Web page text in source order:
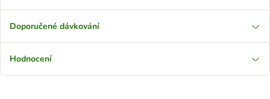
Doporučené dávkování
Hodnocení